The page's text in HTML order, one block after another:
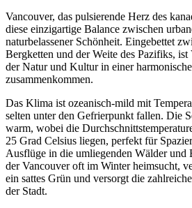
Vancouver, das pulsierende Herz des
diese einzigartige Balance zwischen
naturbelassener Schönheit. Eingebettet
Bergketten und der Weite des Pazifiks, ist
der Natur und Kultur in einer
zusammenkommen.
Das Klima ist ozeanisch-mild mit
selten unter den Gefrierpunkt fallen. Die
warm, wobei die
25 Grad Celsius liegen, perfekt für
Ausflüge in die umliegenden Wälder und
der Vancouver oft im Winter heimsucht,
ein sattes Grün und versorgt die
der Stadt.